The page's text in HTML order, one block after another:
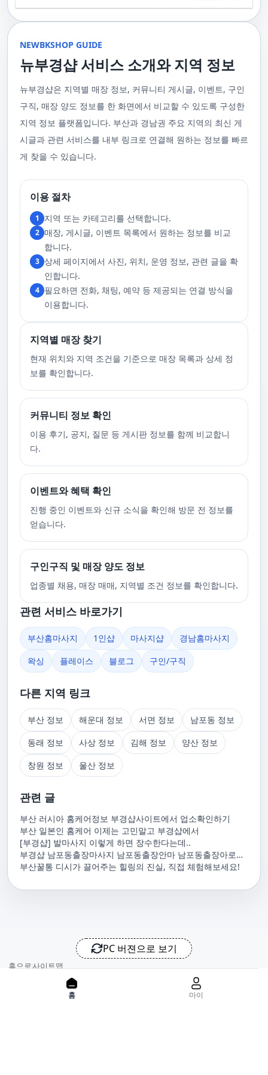
장을 원하실 때는 언제든지 후불제로 예약하실 수 있어요, 이점 참고해주세
요. 사전에 예약하시면 더욱 쾌적한 부산 러시아 홈케어 서비스를 경험하실
대한 많은 관심 덕분에, 부경샵은 필요한 요구 사항들을 간단하게 필수적인
것들로 정리했어요. 이 가이드라인을 따라주시면, 서비스 이용 중에 문제가
생기지 않을 거예요. 첫째로, 너무 많은 알코올을 섭취해 만취 상태일 경우에
게 좋아요.서비스 당일에는 부경샵과의 원활한 의사소통이 중요해요, 그래
서 공중전화나 발신 제한으로는 연락이 어려워요. 또한, 자주 예약을 취소하
거나 예약 없이 나타나지 않는 경우, 앞으로 예약하기가 어려워질 수 있으니
가격으로 경험해 보세요.터치 -> 부경샵 홈페이지 터치 -> 더욱 새로워진 뉴
부경샵 홈페이지 터치 -> 부경샵앱 다운로드 - Google Play
원 코스에 대한 궁금증이 있으시다면, 전화를 통한 상담을 추천드립니다.
부산 일본인 홈케어는 대면 서비스의 특성상, 직접 통화를 통한 문의와 예약
시면, 부경샵은 그에 최적화된 서비스를 제공하기 위해 최선을 다할 것입니
다. 언제든지 필요하실 때, 편리한 상담과 지원이 준비되어 있으니 주저하지
마시고 연락 주세요. 부산 일본인 홈케어 이용 방법에 대해서는, 서비스의
핵심은 바로 고객님의 현재 위치에서 직접 찾아가는 것입니다. 이 방식을 통
등, 자신만의 공간에서 편안한 맞춤형 마사지를 받으실 수 있습니다. 최근
한 마사지 서비스를 제공하기 위해 노력하고 있습니다. 부경샵의 주된 목적
은 고객님들이 긴장을 해소하고 새로운 활력을 얻을 수 있는 피난처를 마련
하는 것입니다. 또한, 부경샵 한국과 태국, 일본에서 온 관리사 중 선택이 가
능하며, 다른 곳에서 찾아볼 수 없는 독특한 기술과 마음가짐을 가진 관리사
를 자랑합니다. 이러한 품질은 비교할 수 없는 수준입니다. 서비스의 질을
더욱 높이기 위해, 부경샵은 지속적으로 우수한 일본인 관리사를 모집 중입
서비스를 경험하실 수 있습니다. 마지막으로 부산 일본인 홈케어 서비스를
이용하시기 전에, 아래 주의사항을 상세히 확인하시고 예약을 진행해 주시
기 바랍니다. 부경샵 서비스에 대한 높은 수요를 감안하여, 이용 요건을 간
소화하여 필수적인 사항으로 명시했습니다. 이 가이드라인을 따르시면, 서
비스 이용 중 문제가 발생하지 않을 것입니다. 특히, 과도한 알코올 섭취로
인해 만취 상태에서는 서비스 이용에 제한을 두고 있음을 명확히 합니다. 이
러한 상태에서는 다음 기회에 이용해 주시길 부탁드립니다. 서비스 도착 시
원활한 의사소통이 이루어질 수 있도록, 저희와의 연락이 반드시 가능해야
합니다. 이에 공중전화 사용이나 발신 번호 표시 제한으로의 통화는 받지 않
고 있습니다. 또한, 자주 발생하는 예약 취소나 무단으로 예약을 취소할 경
우, 향후 서비스 예약에 제약이 생길 수 있음을 알려드립니다. 시간을 효율적
으로 사용하며, 합리적인 가격으로 부경샵만의 특별한 경험을 하실 수 있습
정기적으로 받는 마사지입니다.2. 타이 마사지 타이 마사지는 동양의 전통
적인 마사지 방법으로, 신체의 스트레칭과 압력 포인트를 조합하여 신체의
균형을 맞추는 데 중점을 둡니다. 이 마사지는 유연성을 증진시키고 근육의
사지는 신체의 긴장을 풀어주고, 스트레스를 감소시키며, 전반적인 신체 기
서 유래한 마사지 방법으로, 의자에 앉은 상태에서 받을 수 있어 사무실이나
집에서도 쉽게 즐길 수 있습니다. 이 마사지는 특히 허리와 어깨의 피로를 해
소하는 데 효과적이며, 신체의 전반적인 이완을 도와 스트레스 감소에 도움
을 줍니다. 샤이츠 마사지는 짧은 시간에 효과적인 이완을 제공하여, 바쁜 일
상 속에서 짧은 휴식을 필요로 하는 현대인에게 적합합니다.4. 발 마사지 발
마사지는 발과 발목을 중심으로 이루어지는 마사지로, 신체의 균형을 유지
하고 전반적인 피로를 풀어주는 데 중점을 둡니다. 이 마사지는 발의 압력점
을 개선합니다. 발 마사지는 특히 장시간 서 있거나 걷는 일이 많은 사람들에
게 추천되며, 발의 피로 뿐만 아니라 전체적인 신체의 건강과 웰빙에도 긍정
적인 영향을 줍니다.부경샵 앱을 통해 부산 남포동 지역의 고객들은 이러한
춤형 서비스를 즐길 수 있습니다.출장마사지는 부경샵 ↓↓↓ 클릭
https://bkshop.kr/더욱 새로워진 출장마사지 뉴부경샵↓↓↓ 클릭
https://newbkshop.com/출장마사지 부경샵앱 다운로드↓↓↓ 클릭
https://play.google.com/store/apps/details?
울 수 있는 이런 부경샵에서 예약하시는 것을 추천드립니다.때론, 그냥 누워
부산꿀통 디시에서 제공하는 서비스는 여러분에게 새로운 힐링의 기회를 제
사지는 여러분의 체질 개선, 스트레스 해소, 마음의 안정 등 다양한 효능을
가져다줍니다. 이와 같이 부산꿀통 디시의 마사지는 여러분의 건강을 지키
간을 가질 수 있게 해줍니다. 그리고 이런 부산꿀통 디시의 서비스를 편리하
게 예약하고 이용할 수 있게 도와주는 '부경샵' 어플은 부산과 경남 지역에서
최고의 마사지 어플로 추천받고 있습니다. 복잡한 예약 과정 없이, 부담 없이
부산꿀통 디시의 서비스를 이용하려는 분들께 부경샵 어플을 강력히 추천드
립니다.여러분의 건강과 힐링을 위해, 부산꿀통 디시와 부경샵이 함께하며,
모든 고민과 걱정 속에서 여러분을 위로하고 도와드리겠습니다. 부산꿀통
부산꿀통 디시의 건강한 마사지와 쾌적한 분위기 속에서 행복과 건강을 찾
주급
NEWBKSHOP GUIDE
뉴부경샵 서비스 소개와 지역 정보
뉴부경샵은 지역별 매장 정보, 커뮤니티 게시글, 이벤트, 구인
구직, 매장 양도 정보를 한 화면에서 비교할 수 있도록 구성한
지역 정보 플랫폼입니다. 부산과 경남권 주요 지역의 최신 게
시글과 관련 서비스를 내부 링크로 연결해 원하는 정보를 빠르
게 찾을 수 있습니다.
이용 절차
1 지역 또는 카테고리를 선택합니다.
2 매장, 게시글, 이벤트 목록에서 원하는 정보를 비교
합니다.
3 상세 페이지에서 사진, 위치, 운영 정보, 관련 글을 확
인합니다.
4 필요하면 전화, 채팅, 예약 등 제공되는 연결 방식을
이용합니다.
지역별 매장 찾기
현재 위치와 지역 조건을 기준으로 매장 목록과 상세 정
보를 확인합니다.
커뮤니티 정보 확인
이용 후기, 공지, 질문 등 게시판 정보를 함께 비교합니
다.
이벤트와 혜택 확인
진행 중인 이벤트와 신규 소식을 확인해 방문 전 정보를
얻습니다.
구인구직 및 매장 양도 정보
업종별 채용, 매장 매매, 지역별 조건 정보를 확인합니다.
관련 서비스 바로가기
부산홈마사지 1인샵 마사지샵
경남홈마사지
왁싱
플레이스 블로그 구인/구직
다른 지역 링크
부산 정보 해운대 정보 서면 정보
남포동 정보
동래 정보
사상 정보 김해 정보
양산 정보
창원 정보
울산 정보
관련 글
부산 러시아 홈케어정보 부경샵사이트에서 업소확인하기
부산 일본인 홈케어 이제는 고민말고 부경샵에서
[부경샵] 발마사지 이렇게 하면 장수한다는데..
부경샵 남포동출장마사지 남포동출장안마 남포동출장아로마
남포동홈마사지 남포동마사지출장
부산꿀통 디시가 끌어주는 힐링의 진실, 직접 체험해보세요!
PC 버젼으로 보기
홈으로사이트맵
위치기반서비스 이용약관
홈 마이